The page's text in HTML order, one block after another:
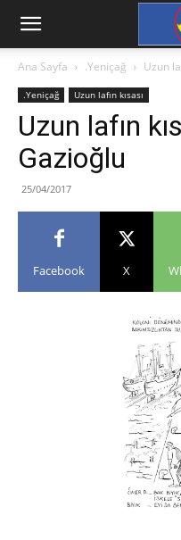
Ana Sayfa .Yeniçağ Uzun
.Yeniçağ Uzun lafın kısası
Uzun lafın
Gazioğlu
25/04/2017
Facebook X